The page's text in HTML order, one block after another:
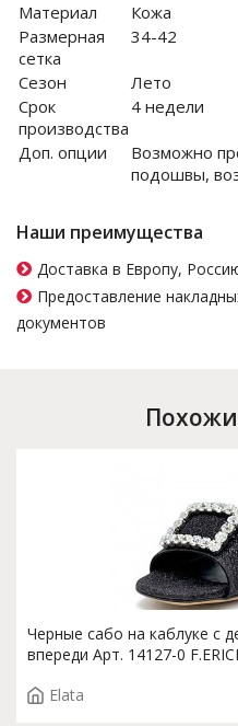
Материал
Кожа
Размерная
сетка
34-42
Сезон
Лето
Срок
производства
4 недели
Доп. опции
Возможно
подошвы,
Наши преимущества
Доставка в Европу,
Предоставление
документов
Черные сабо на каблуке с
впереди Арт. 14127-0
Elata